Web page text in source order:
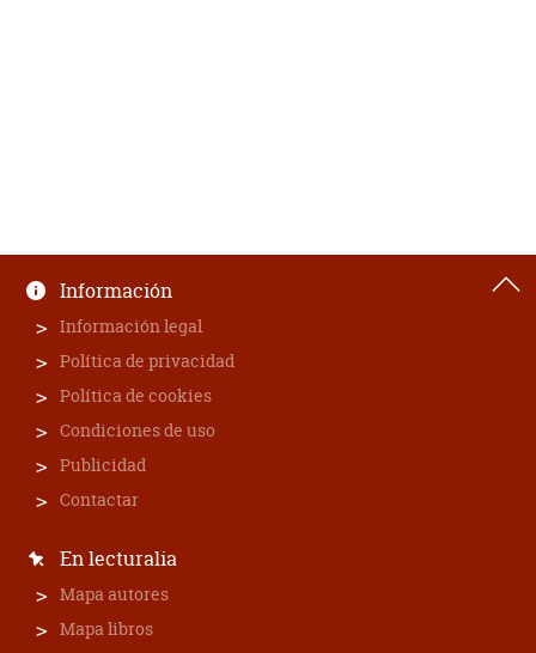
Información
Información legal
Política de privacidad
Política de cookies
Condiciones de uso
Publicidad
Contactar
En lecturalia
Mapa autores
Mapa libros